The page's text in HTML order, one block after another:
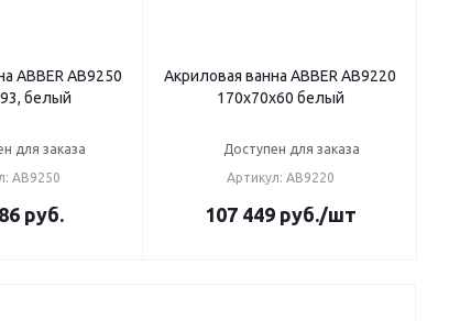
ABBER AB9250
белый
для заказа
AB9250
руб.
Акриловая ванна ABBER AB9220
170х70х60 белый
Доступен для заказа
Артикул: AB9220
107 449руб./шт